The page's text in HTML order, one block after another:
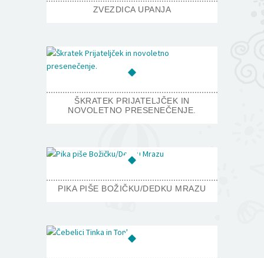
ZVEZDICA UPANJA
ŠKRATEK PRIJATELJČEK IN
NOVOLETNO PRESENEČENJE.
PIKA PIŠE BOŽIČKU/DEDKU MRAZU